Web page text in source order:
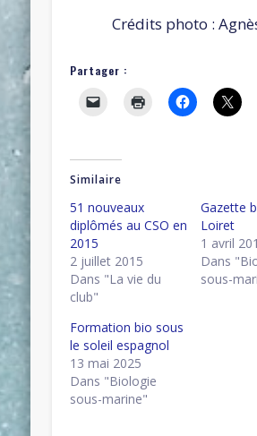
Crédits photo :
Partager :
Similaire
51 nouveaux
diplômés au CSO en
2015
2 juillet 2015
Dans "La vie du
club"
Gazette
Loiret
1 avril
Dans
sous-
Formation bio sous
le soleil espagnol
13 mai 2025
Dans "Biologie
sous-marine"